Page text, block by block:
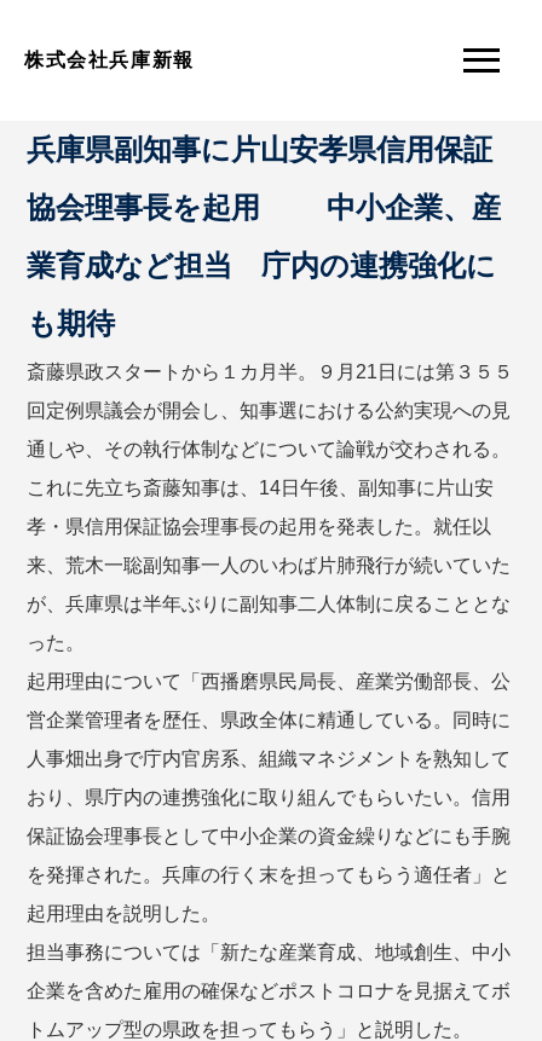
株式会社兵庫新報
兵庫県副知事に片山安孝県信用保証
協会理事長を起用 中小企業、産
業育成など担当 庁内の連携強化に
も期待
斎藤県政スタートから１カ月半。９月21日には第３５５
回定例県議会が開会し、知事選における公約実現への見
通しや、その執行体制などについて論戦が交わされる。
これに先立ち斎藤知事は、14日午後、副知事に片山安
孝・県信用保証協会理事長の起用を発表した。就任以
来、荒木一聡副知事一人のいわば片肺飛行が続いていた
が、兵庫県は半年ぶりに副知事二人体制に戻ることとな
った。
起用理由について「西播磨県民局長、産業労働部長、公
営企業管理者を歴任、県政全体に精通している。同時に
人事畑出身で庁内官房系、組織マネジメントを熟知して
おり、県庁内の連携強化に取り組んでもらいたい。信用
保証協会理事長として中小企業の資金繰りなどにも手腕
を発揮された。兵庫の行く末を担ってもらう適任者」と
起用理由を説明した。
担当事務については「新たな産業育成、地域創生、中小
企業を含めた雇用の確保などポストコロナを見据えてボ
トムアップ型の県政を担ってもらう」と説明した。